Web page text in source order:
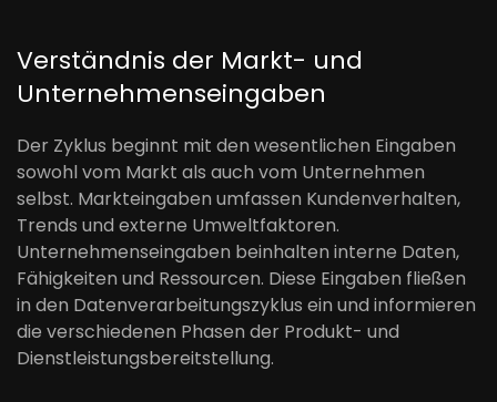
Verständnis der Markt- und
Unternehmenseingaben
Der Zyklus beginnt mit den wesentlichen Eingaben
sowohl vom Markt als auch vom Unternehmen
selbst. Markteingaben umfassen Kundenverhalten,
Trends und externe Umweltfaktoren.
Unternehmenseingaben beinhalten interne Daten,
Fähigkeiten und Ressourcen. Diese Eingaben fließen
in den Datenverarbeitungszyklus ein und informieren
die verschiedenen Phasen der Produkt- und
Dienstleistungsbereitstellung.